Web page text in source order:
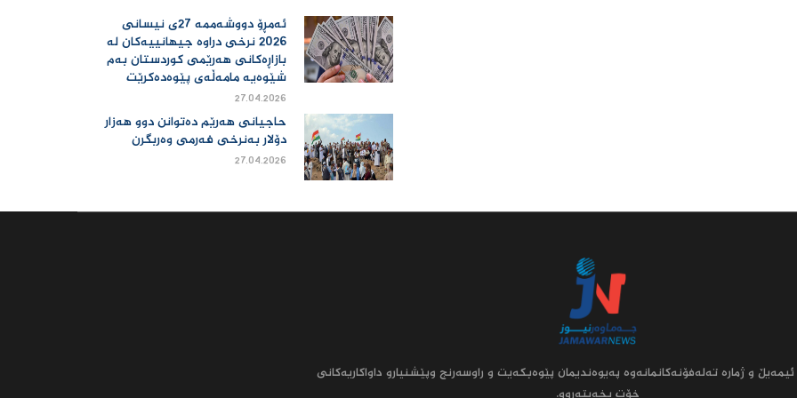
ئەمڕۆ دووشەممە 27ی نیسانی
2026 نرخی دراوە جیهانییەكان لە
بازاڕەكانی هەرێمی كوردستان بەم
شێوەیە مامەڵەی پێوەدەكرێت
27.04.2026
حاجیانی هەرێم دەتوانن دوو هەزار
دۆلار بەنرخی فەرمی وەربگرن
27.04.2026
و ژماره‌ ته‌له‌فۆنه‌کانمانه‌وه‌ په‌یوه‌ندیمان پێوه‌بکه‌یت و راوسه‌رنج وپێشنیارو داواکاریه‌کانى
خۆت بخه‌یته‌روو.